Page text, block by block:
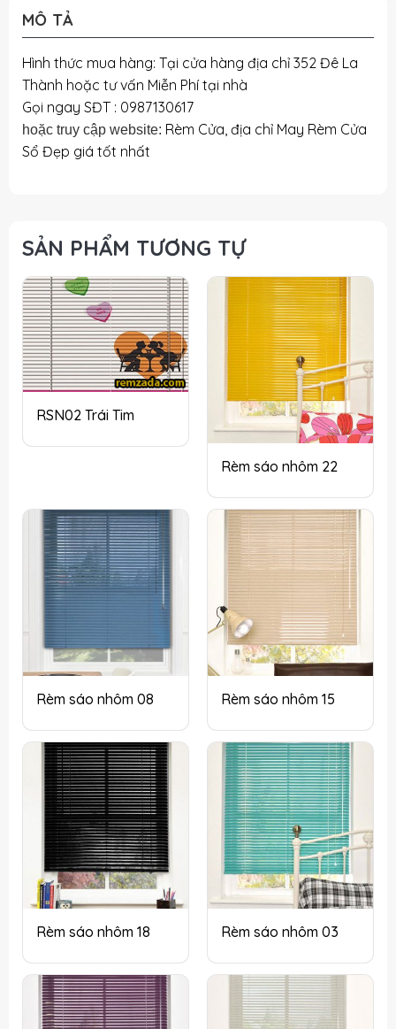
MÔ TẢ
Hình thức mua hàng: Tại cửa hàng địa chỉ 352 Đê La
Thành hoặc tư vấn Miễn Phí tại nhà
Gọi ngay SĐT : 0987130617
hoặc truy cập website: Rèm Cửa, địa chỉ May Rèm Cửa
Sổ Đẹp giá tốt nhất
SẢN PHẨM TƯƠNG TỰ
RSN02 Trái Tim
Rèm sáo nhôm 22
Rèm sáo nhôm 08 Rèm sáo nhôm 15
Rèm sáo nhôm 18 Rèm sáo nhôm 03